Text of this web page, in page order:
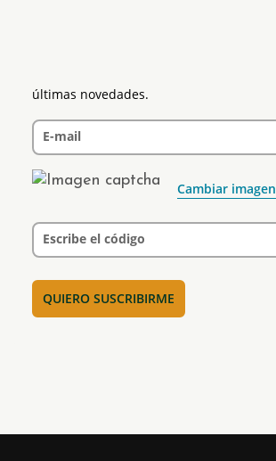
últimas novedades.
E-mail
Cambiar imagen
Escribe el código